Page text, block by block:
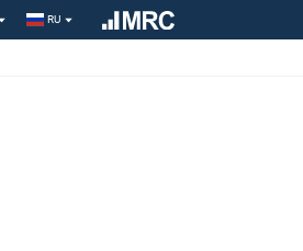
RU